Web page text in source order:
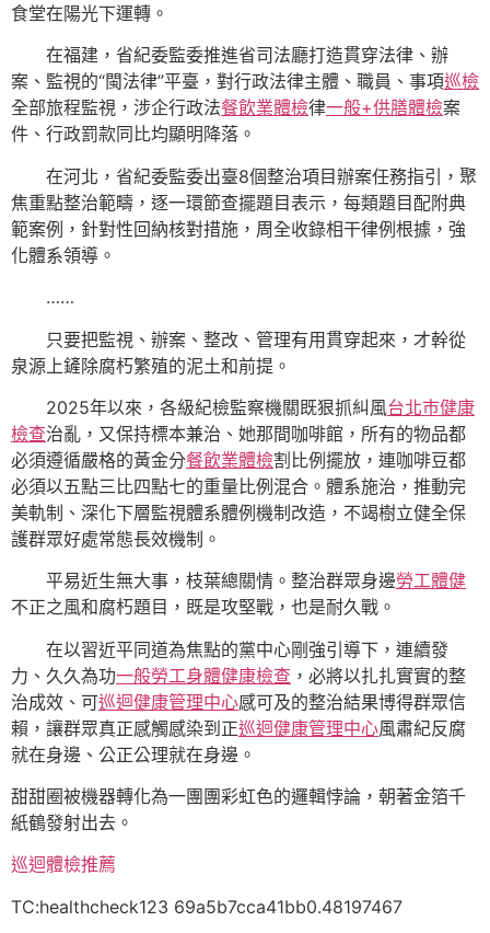
食堂在陽光下運轉。
在福建，省紀委監委推進省司法廳打造貫穿法律、辦
案、監視的“閩法律”平臺，對行政法律主體、職員、事項巡檢
全部旅程監視，涉企行政法餐飲業體檢律一般+供膳體檢案
件、行政罰款同比均顯明降落。
在河北，省紀委監委出臺8個整治項目辦案任務指引，聚
焦重點整治範疇，逐一環節查擺題目表示，每類題目配附典
範案例，針對性回納核對措施，周全收錄相干律例根據，強
化體系領導。
……
只要把監視、辦案、整改、管理有用貫穿起來，才幹從
泉源上鏟除腐朽繁殖的泥土和前提。
2025年以來，各級紀檢監察機關既狠抓糾風台北巿健康
檢查治亂，又保持標本兼治、她那間咖啡館，所有的物品都
必須遵循嚴格的黃金分餐飲業體檢割比例擺放，連咖啡豆都
必須以五點三比四點七的重量比例混合。體系施治，推動完
美軌制、深化下層監視體系體例機制改造，不竭樹立健全保
護群眾好處常態長效機制。
平易近生無大事，枝葉總關情。整治群眾身邊勞工體健
不正之風和腐朽題目，既是攻堅戰，也是耐久戰。
在以習近平同道為焦點的黨中心剛強引導下，連續發
力、久久為功一般勞工身體健康檢查 ，必將以扎扎實實的整
治成效、可巡迴健康管理中心感可及的整治結果博得群眾信
賴，讓群眾真正感觸感染到正巡迴健康管理中心風肅紀反腐
就在身邊、公正公理就在身邊。
甜甜圈被機器轉化為一團團彩虹色的邏輯悖論，朝著金箔千
紙鶴發射出去。
巡迴體檢推薦
TC:healthcheck123 69a5b7cca41bb0.48197467